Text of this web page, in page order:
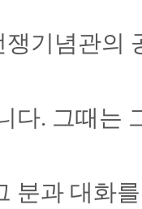
쟁기념관의
다. 그때는
분과 대화